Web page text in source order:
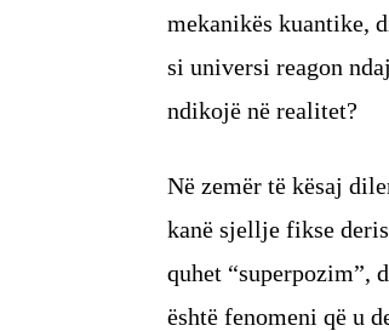
mekanikës kuantike,
si universi reagon
ndikojë në realitet?
Në zemër të kësaj
kanë sjellje fikse
quhet “superpozim”,
është fenomeni që u